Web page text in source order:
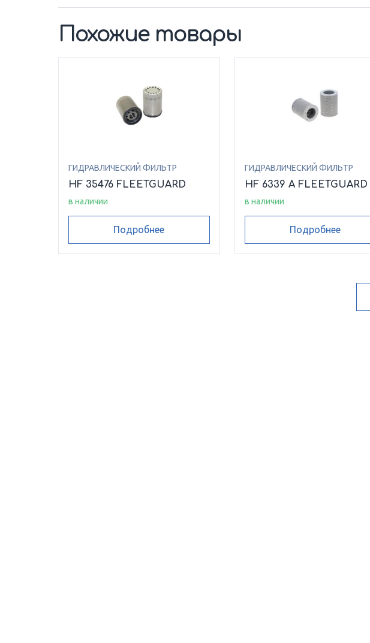
Похожие товары
ГИДРАВЛИЧЕСКИЙ ФИЛЬТР
HF 35476 FLEETGUARD
в наличии
Подробнее
ГИДРАВЛИЧЕСКИЙ ФИЛЬТР
HF 6339 A FLEETGUARD
в наличии
Подробнее